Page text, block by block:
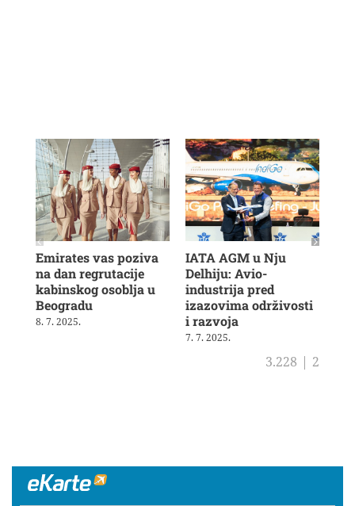
Emirates vas poziva
na dan regrutacije
kabinskog osoblja u
Beogradu
8. 7. 2025.
IATA AGM u Nju
Delhiju: Avio-
industrija pred
izazovima održivosti
i razvoja
7. 7. 2025.
3.228 | 2